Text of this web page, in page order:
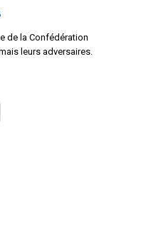
de la Confédération
leurs adversaires.